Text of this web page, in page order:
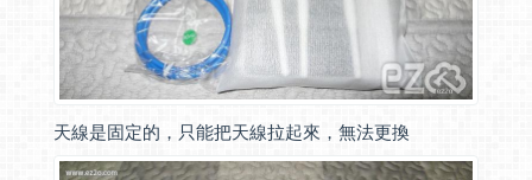
天線是固定的，只能把天線拉起來，無法更換